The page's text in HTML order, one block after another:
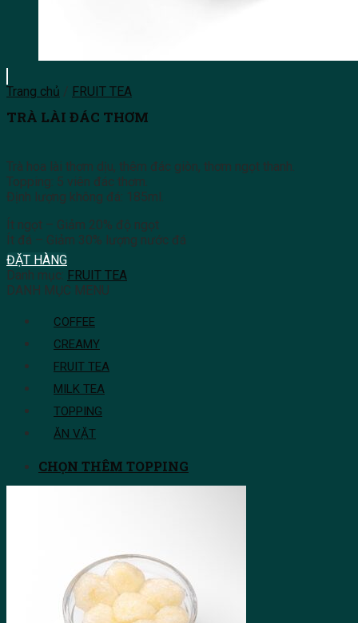
Trang chủ / FRUIT TEA
TRÀ LÀI ĐÁC THƠM
Trà hoa lài thơm dịu, thêm đác giòn, thơm ngọt thanh.
Topping: 5 viên đác thơm.
Định lượng không đá: 185ml.
Ít ngọt – Giảm 20% độ ngọt
Ít đá – Giảm 30% lượng nước đá
ĐẶT HÀNG
Danh mục: FRUIT TEA
DANH MỤC MENU
COFFEE
CREAMY
FRUIT TEA
MILK TEA
TOPPING
ĂN VẶT
CHỌN THÊM TOPPING